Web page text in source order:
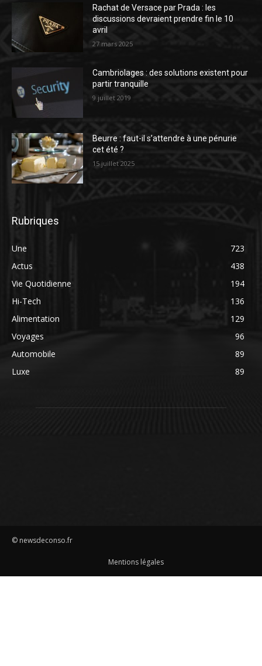
Rachat de Versace par Prada : les
discussions devraient prendre fin le 10
avril
27 mars 2025
Cambriolages : des solutions existent pour
partir tranquille
9 juillet 2019
Beurre : faut-il s’attendre à une pénurie
cet été ?
15 juillet 2025
Rubriques
Une
723
Actus
438
Vie Quotidienne
194
Hi-Tech
136
Alimentation
129
Voyages
96
Automobile
89
Luxe
89
© newsdeconso.fr
Mentions légales